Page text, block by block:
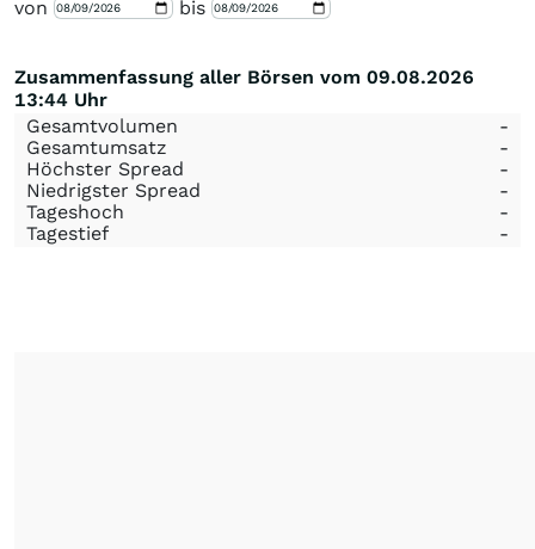
von
bis
Zusammenfassung aller Börsen vom 09.08.2026
13:44 Uhr
Gesamtvolumen
-
Gesamtumsatz
-
Höchster Spread
-
Niedrigster Spread
-
Tageshoch
-
Tagestief
-